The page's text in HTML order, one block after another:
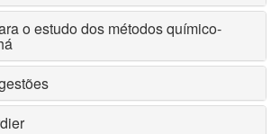
o estudo dos métodos químico-